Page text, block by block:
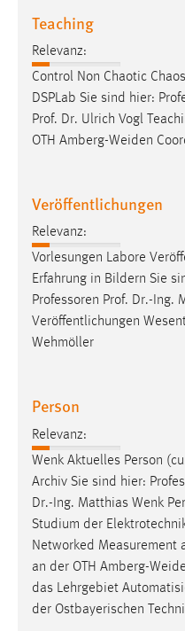
Teaching
Relevanz:
Control Non Chaotic
DSPLab Sie sind hier:
Prof. Dr. Ulrich Vogl
OTH Amberg-Weiden
Veröffentlichungen
Relevanz:
Vorlesungen Labore
Erfahrung in Bildern Sie
Professoren Prof. Dr.-Ing.
Veröffentlichungen
Wehmöller
Person
Relevanz:
Wenk Aktuelles Person
Archiv Sie sind hier:
Dr.-Ing. Matthias Wenk
Studium der
Networked Measurement
an der OTH Amberg-
das Lehrgebiet
der Ostbayerischen
Conversion-Tracking
Cookie Laufzeit:
3 Monate
Facebook Pixel
Anbieter:
Facebook
Zweck:
Conversion-Tracking
Cookie Laufzeit:
3 Monate
EXTERNE MEDIEN
Um Inhalte von
Plattformen anzeigen
externen Medien
YouTube
Vimeo